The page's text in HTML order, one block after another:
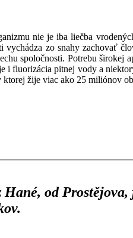
nie je iba liečba
vychádza zo snahy zachovať
spoločnosti. Potrebu
i fluorizácia pitnej vody a
žije viac ako 25 miliónov
od